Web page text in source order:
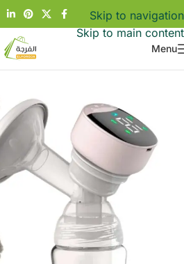
Skip to navigation
Skip to main content
Menu